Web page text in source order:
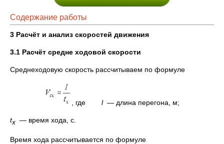
Содержание работы
3 Расчёт и анализ скоростей движения
3.1 Расчёт средне ходовой скорости
Среднеходовую скорость рассчитываем по формуле
, где l— длина перегона, м;
tх — время хода, с.
Время хода рассчитывается по формуле